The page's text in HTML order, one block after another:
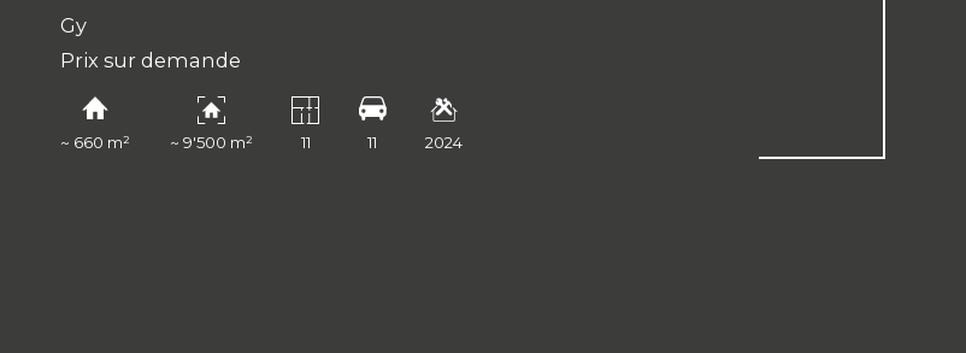
Gy
Prix sur demande
~ 660 m² ~ 9'500 m² 11 11 2024